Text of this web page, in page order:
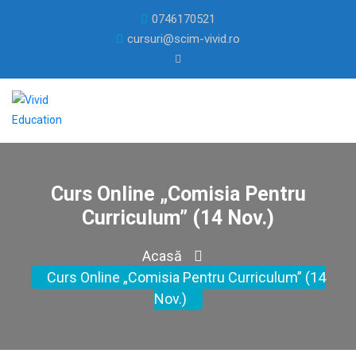
0746170521
cursuri@scim-vivid.ro
Curs Online „Comisia Pentru
Curriculum” (14 Nov.)
Acasă
Curs Online „Comisia Pentru Curriculum” (14
Nov.)